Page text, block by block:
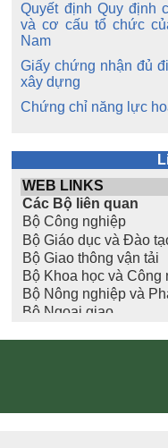
Quyết định Quy định
và cơ cấu tổ chức
Nam
Giấy chứng nhận đủ
xây dựng
Chứng chỉ năng lực